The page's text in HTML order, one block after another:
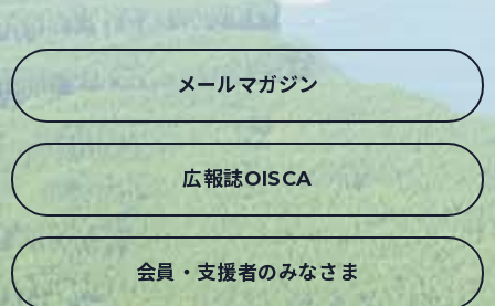
メールマガジン
広報誌OISCA
会員・支援者のみなさま